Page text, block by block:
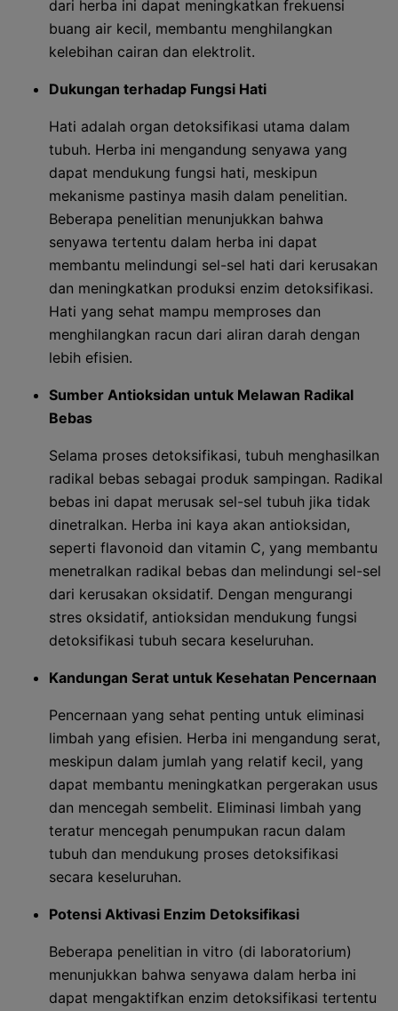
dari herba ini dapat meningkatkan frekuensi
buang air kecil, membantu menghilangkan
kelebihan cairan dan elektrolit.
Dukungan terhadap Fungsi Hati
Hati adalah organ detoksifikasi utama dalam
tubuh. Herba ini mengandung senyawa yang
dapat mendukung fungsi hati, meskipun
mekanisme pastinya masih dalam penelitian.
Beberapa penelitian menunjukkan bahwa
senyawa tertentu dalam herba ini dapat
membantu melindungi sel-sel hati dari kerusakan
dan meningkatkan produksi enzim detoksifikasi.
Hati yang sehat mampu memproses dan
menghilangkan racun dari aliran darah dengan
lebih efisien.
Sumber Antioksidan untuk Melawan Radikal
Bebas
Selama proses detoksifikasi, tubuh menghasilkan
radikal bebas sebagai produk sampingan. Radikal
bebas ini dapat merusak sel-sel tubuh jika tidak
dinetralkan. Herba ini kaya akan antioksidan,
seperti flavonoid dan vitamin C, yang membantu
menetralkan radikal bebas dan melindungi sel-sel
dari kerusakan oksidatif. Dengan mengurangi
stres oksidatif, antioksidan mendukung fungsi
detoksifikasi tubuh secara keseluruhan.
Kandungan Serat untuk Kesehatan Pencernaan
Pencernaan yang sehat penting untuk eliminasi
limbah yang efisien. Herba ini mengandung serat,
meskipun dalam jumlah yang relatif kecil, yang
dapat membantu meningkatkan pergerakan usus
dan mencegah sembelit. Eliminasi limbah yang
teratur mencegah penumpukan racun dalam
tubuh dan mendukung proses detoksifikasi
secara keseluruhan.
Potensi Aktivasi Enzim Detoksifikasi
Beberapa penelitian in vitro (di laboratorium)
menunjukkan bahwa senyawa dalam herba ini
dapat mengaktifkan enzim detoksifikasi tertentu